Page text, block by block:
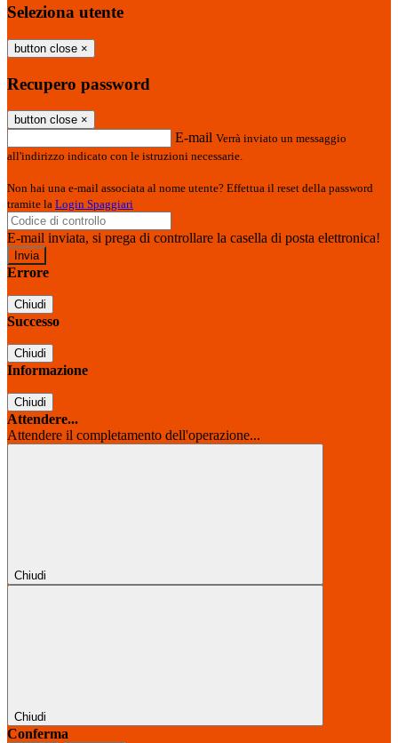
Seleziona utente
button close ×
Recupero password
button close ×
E-mail Verrà inviato un messaggio
all'indirizzo indicato con le istruzioni necessarie.
Non hai una e-mail associata al nome utente? Effettua il reset della password
tramite la Login Spaggiari
E-mail inviata, si prega di controllare la casella di posta elettronica!
Errore
Chiudi
Successo
Chiudi
Informazione
Chiudi
Attendere...
Attendere il completamento dell'operazione...
Chiudi
Chiudi
Conferma